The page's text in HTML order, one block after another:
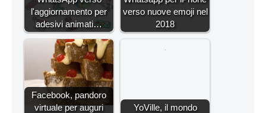
l'aggiornamento per
adesivi animati…
verso nuove emoji nel
2018
Facebook, pandoro
virtuale per auguri
YoVille, il mondo